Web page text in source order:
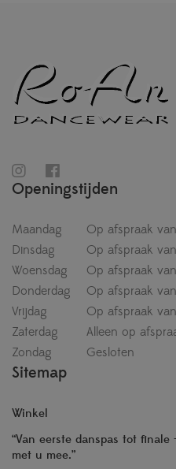
Openingstijden
Maandag
Op afspraak
Dinsdag
Op afspraak
Woensdag
Op afspraak
Donderdag
Op afspraak
Vrijdag
Op afspraak
Zaterdag
Alleen op
Zondag
Gesloten
Sitemap
Winkel
“Van eerste danspas tot finale
met u mee.”